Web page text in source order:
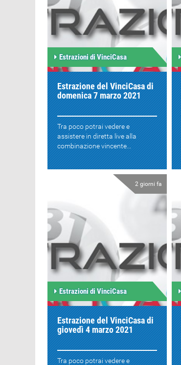
Estrazioni di VinciCasa
Estrazione del VinciCasa di
domenica 7 marzo 2021
Tra poco potrai vedere e
assistere in diretta live alla
combinazione vincente...
2 giorni fa
Estrazioni di VinciCasa
Estrazione del VinciCasa di
giovedì 4 marzo 2021
Tra poco potrai vedere e